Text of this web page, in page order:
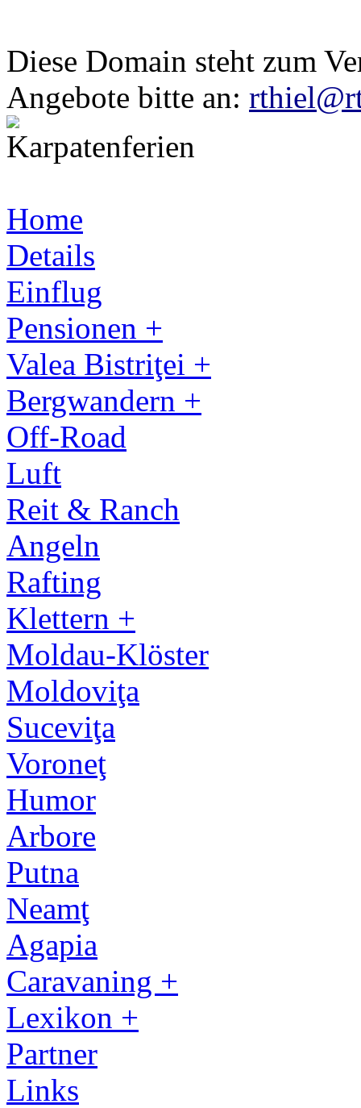
Diese Domain steht zum
Angebote bitte an:
Home
Details
Einflug
Pensionen +
Valea Bistriţei +
Bergwandern +
Off-Road
Luft
Reit & Ranch
Angeln
Rafting
Klettern +
Moldau-Klöster
Moldoviţa
Suceviţa
Voroneţ
Humor
Arbore
Putna
Neamţ
Agapia
Caravaning +
Lexikon +
Partner
Links